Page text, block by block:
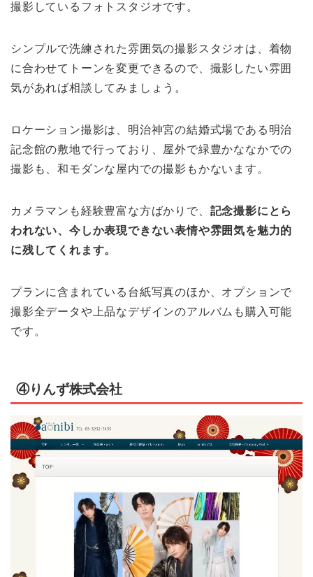
撮影しているフォトスタジオです。
シンプルで洗練された雰囲気の撮影スタジオは、着物
に合わせてトーンを変更できるので、撮影したい雰囲
気があれば相談してみましょう。
ロケーション撮影は、明治神宮の結婚式場である明治
記念館の敷地で行っており、屋外で緑豊かななかでの
撮影も、和モダンな屋内での撮影もかないます。
カメラマンも経験豊富な方ばかりで、 記念撮影にとら
われない、今しか表現できない表情や雰囲気を魅力的
に残してくれます。
プランに含まれている台紙写真のほか、オプションで
撮影全データや上品なデザインのアルバムも購入可能
です。
④りんず株式会社